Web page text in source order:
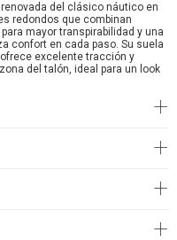
del clásico náutico en
redondos que combinan
mayor transpirabilidad y una
confort en cada paso. Su suela
excelente tracción y
del talón, ideal para un look